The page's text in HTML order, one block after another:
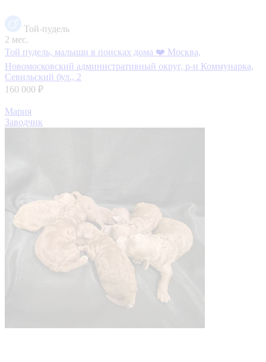
Той-пудель
2 мес.
Той пудель, малыши в поисках дома ❤️ Москва,
Новомосковский административный округ, р-н Коммунарка,
Севильский бул., 2
160 000 ₽
Мария
Заводчик